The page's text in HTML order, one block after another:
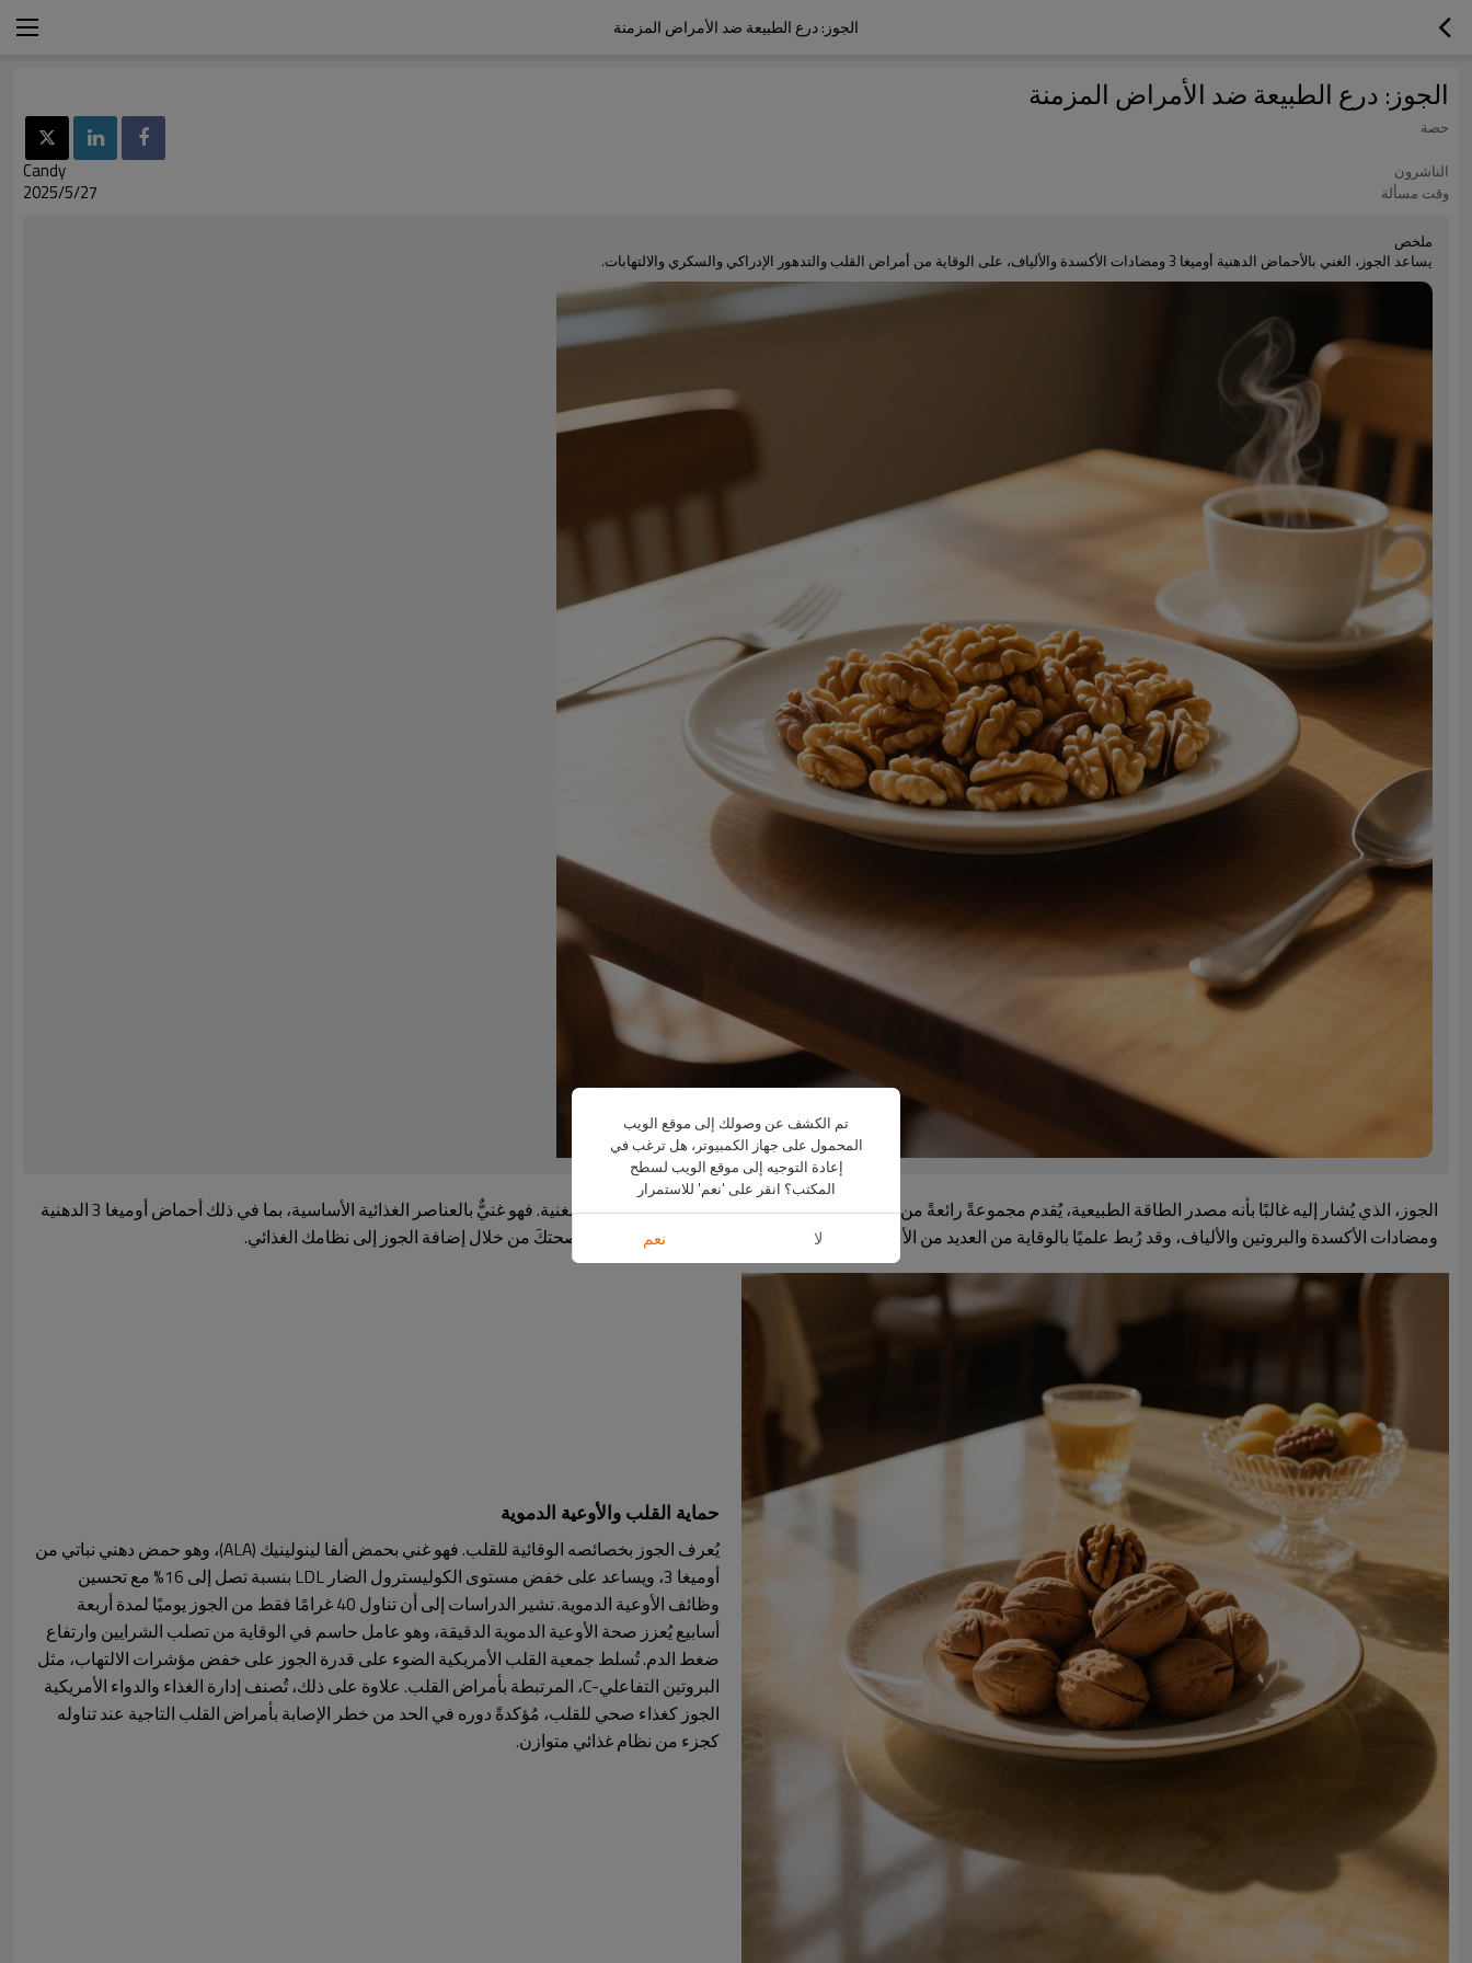
الجوز: درع الطبيعة ضد الأمراض المزمنة
الجوز: درع الطبيعة ضد الأمراض المزمنة
حصة
الناشرون
Candy
وقت مسألة 2025/5/27
ملخص
يساعد الجوز، الغني بالأحماض الدهنية أوميغا 3 ومضادات الأكسدة والألياف، على الوقاية من أمراض القلب والتدهور الإدراكي والسكري والالتهابات.
الجوز، الذي يُشار إليه غالبًا بأنه مصدر الطاقة الطبيعية، يُقدم مجموعةً رائعةً من الفوائد الصحية تتجاوز قوامه المقرمش ونكهته الغنية. فهو غنيٌّ بالعناصر الغذائية الأساسية، بما في ذلك أحماض أوميغا 3 الدهنية
ومضادات الأكسدة والبروتين والألياف، وقد رُبط علميًا بالوقاية من العديد من الأمراض المزمنة. إليكَ شرحٌ مُفصّلٌ لكيفية حماية صحتكَ من خلال إضافة الجوز إلى نظامك الغذائي.
حماية القلب والأوعية الدموية
يُعرف الجوز بخصائصه الوقائية للقلب. فهو غني بحمض ألفا لينولينيك (ALA)، وهو حمض دهني نباتي من
أوميغا 3، ويساعد على خفض مستوى الكوليسترول الضار LDL بنسبة تصل إلى 16% مع تحسين
وظائف الأوعية الدموية. تشير الدراسات إلى أن تناول 40 غرامًا فقط من الجوز يوميًا لمدة أربعة
أسابيع يُعزز صحة الأوعية الدموية الدقيقة، وهو عامل حاسم في الوقاية من تصلب الشرايين وارتفاع
ضغط الدم. تُسلط جمعية القلب الأمريكية الضوء على قدرة الجوز على خفض مؤشرات الالتهاب، مثل
البروتين التفاعلي-C، المرتبطة بأمراض القلب. علاوة على ذلك، تُصنف إدارة الغذاء والدواء الأمريكية
الجوز كغذاء صحي للقلب، مُؤكدةً دوره في الحد من خطر الإصابة بأمراض القلب التاجية عند تناوله
كجزء من نظام غذائي متوازن.
تم الكشف عن وصولك إلى موقع الويب
المحمول على جهاز الكمبيوتر، هل ترغب في
إعادة التوجيه إلى موقع الويب لسطح
المكتب؟ انقر على 'نعم' للاستمرار
لا نعم